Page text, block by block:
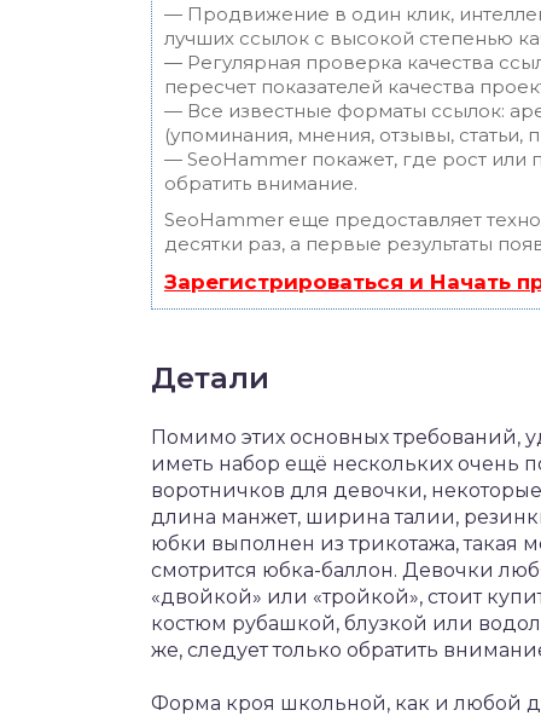
— Продвижение в один клик,
лучших ссылок с высокой степенью
— Регулярная проверка качества
пересчет показателей качества
— Все известные форматы ссылок:
(упоминания, мнения, отзывы, статьи,
— SeoHammer покажет, где рост или
обратить внимание.
SeoHammer еще предоставляет
десятки раз, а первые результаты
Зарегистрироваться и Начать
Детали
Помимо этих основных требований,
иметь набор ещё нескольких очень
воротничков для девочки,
длина манжет, ширина талии,
юбки выполнен из трикотажа, такая
смотрится юбка-баллон. Девочки
«двойкой» или «тройкой», стоит
костюм рубашкой, блузкой или
же, следует только обратить
Форма кроя школьной, как и любой